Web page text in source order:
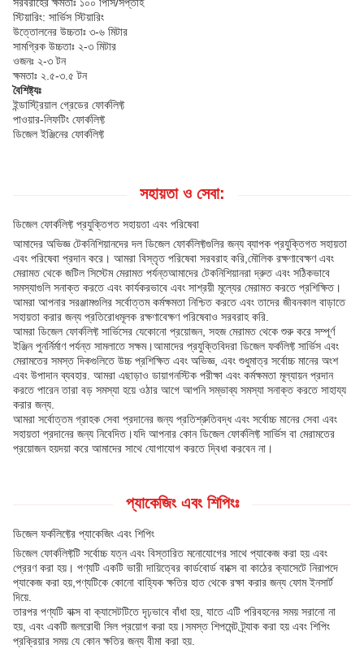
সরবরাহের ক্ষমতাঃ ১০০ পিসি/সপ্তাহ
স্টিয়ারিং: সার্ভিস স্টিয়ারিং
উত্তোলনের উচ্চতাঃ ৩-৬ মিটার
সামগ্রিক উচ্চতাঃ ২-৩ মিটার
ওজনঃ ২-৩ টন
ক্ষমতাঃ ২.৫-৩.৫ টন
বৈশিষ্ট্যঃ
ইন্ডাস্ট্রিয়াল গ্রেডের ফোর্কলিফ্ট
পাওয়ার-লিফটিং ফোর্কলিফ্ট
ডিজেল ইঞ্জিনের ফোর্কলিফ্ট
সহায়তা ও সেবা:
ডিজেল ফোর্কলিফ্ট প্রযুক্তিগত সহায়তা এবং পরিষেবা
আমাদের অভিজ্ঞ টেকনিশিয়ানদের দল ডিজেল ফোর্কলিফ্টগুলির জন্য ব্যাপক প্রযুক্তিগত সহায়তা
এবং পরিষেবা প্রদান করে। আমরা বিস্তৃত পরিষেবা সরবরাহ করি,মৌলিক রক্ষণাবেক্ষণ এবং
মেরামত থেকে জটিল সিস্টেম মেরামত পর্যন্তআমাদের টেকনিশিয়ানরা দ্রুত এবং সঠিকভাবে
সমস্যাগুলি সনাক্ত করতে এবং কার্যকরভাবে এবং সাশ্রয়ী মূল্যের মেরামত করতে প্রশিক্ষিত।
আমরা আপনার সরঞ্জামগুলির সর্বোত্তম কর্মক্ষমতা নিশ্চিত করতে এবং তাদের জীবনকাল বাড়াতে
সহায়তা করার জন্য প্রতিরোধমূলক রক্ষণাবেক্ষণ পরিষেবাও সরবরাহ করি.
আমরা ডিজেল ফোর্কলিফ্ট সার্ভিসের যেকোনো প্রয়োজন, সহজ মেরামত থেকে শুরু করে সম্পূর্ণ
ইঞ্জিন পুনর্নির্মাণ পর্যন্ত সামলাতে সক্ষম।আমাদের প্রযুক্তিবিদরা ডিজেল ফর্কলিফ্ট সার্ভিস এবং
মেরামতের সমস্ত দিকগুলিতে উচ্চ প্রশিক্ষিত এবং অভিজ্ঞ, এবং শুধুমাত্র সর্বোচ্চ মানের অংশ
এবং উপাদান ব্যবহার. আমরা এছাড়াও ডায়াগনস্টিক পরীক্ষা এবং কর্মক্ষমতা মূল্যায়ন প্রদান
করতে পারেন তারা বড় সমস্যা হয়ে ওঠার আগে আপনি সম্ভাব্য সমস্যা সনাক্ত করতে সাহায্য
করার জন্য.
আমরা সর্বোত্তম গ্রাহক সেবা প্রদানের জন্য প্রতিশ্রুতিবদ্ধ এবং সর্বোচ্চ মানের সেবা এবং
সহায়তা প্রদানের জন্য নিবেদিত।যদি আপনার কোন ডিজেল ফোর্কলিফ্ট সার্ভিস বা মেরামতের
প্রয়োজন হয়দয়া করে আমাদের সাথে যোগাযোগ করতে দ্বিধা করবেন না।
প্যাকেজিং এবং শিপিংঃ
ডিজেল ফর্কলিফ্টের প্যাকেজিং এবং শিপিং
ডিজেল ফোর্কলিফ্টটি সর্বোচ্চ যত্ন এবং বিস্তারিত মনোযোগের সাথে প্যাকেজ করা হয় এবং
প্রেরণ করা হয়। পণ্যটি একটি ভারী দায়িত্বের কার্ডবোর্ড বাক্সে বা কাঠের ক্যাসেটে নিরাপদে
প্যাকেজ করা হয়,পণ্যটিকে কোনো বাহ্যিক ক্ষতির হাত থেকে রক্ষা করার জন্য ফোম ইনসার্ট
দিয়ে.
তারপর পণ্যটি বাক্স বা ক্যাসেটটিতে দৃঢ়ভাবে বাঁধা হয়, যাতে এটি পরিবহনের সময় সরানো না
হয়, এবং একটি জলরোধী সিল প্রয়োগ করা হয়।সমস্ত শিপমেন্ট ট্র্যাক করা হয় এবং শিপিং
প্রক্রিয়ার সময় যে কোন ক্ষতির জন্য বীমা করা হয়.